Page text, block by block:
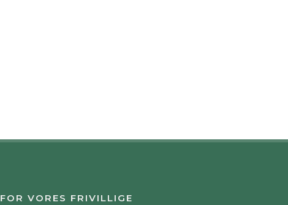
FOR VORES FRIVILLIGE